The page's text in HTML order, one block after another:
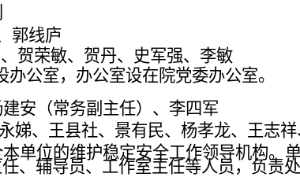
郭线庐
贺荣敏、贺丹、史军强、李敏
公室，办公室设在院党委办公室。
安（常务副主任）、李四军
娣、王县社、景有民、杨孝龙、 王志祥
单位的维护稳定安全工作领导机构。
、辅导员、工作室主任等人员，负责